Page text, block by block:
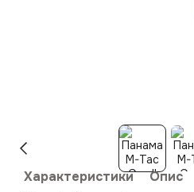
Характеристики
Опис